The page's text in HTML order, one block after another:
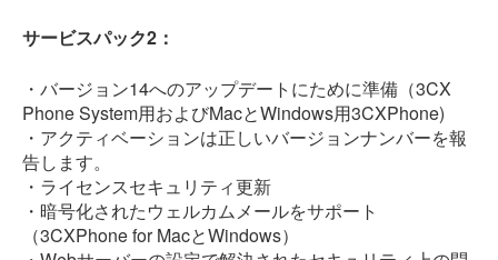
サービスパック2：
・バージョン14へのアップデートにために準備（3CX
Phone System用およびMacとWindows用3CXPhone)
・アクティベーションは正しいバージョンナンバーを報
告します。
・ライセンスセキュリティ更新
・暗号化されたウェルカムメールをサポート
（3CXPhone for MacとWindows）